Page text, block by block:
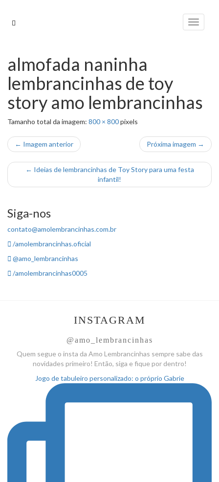
para
Alternar
almofada naninha
lembrancinhas de toy
story amo lembrancinhas
Tamanho total da imagem: 800 × 800pixels
← Imagem anterior Próxima imagem →
← Ideias de lembrancinhas de Toy Story para uma festa
infantil!
Siga-nos
contato@amolembrancinhas.com.br
/amolembrancinhas.oficial
@amo_lembrancinhas
/amolembrancinhas0005
INSTAGRAM
@amo_lembrancinhas
Quem segue o insta da Amo Lembrancinhas sempre sabe das
novidades primeiro! Então, siga e fique por dentro!
Jogo de tabuleiro personalizado: o próprio Gabrie